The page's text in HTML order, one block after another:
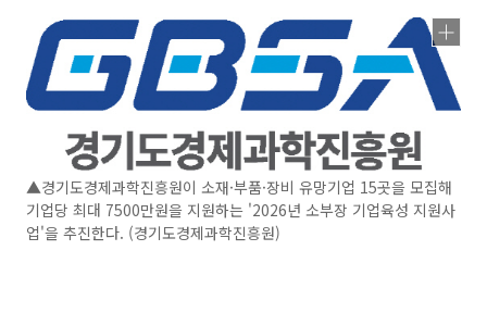
▲경기도경제과학진흥원이 소재·부품·장비 유망기업 15곳을 모집해
기업당 최대 7500만원을 지원하는 '2026년 소부장 기업육성 지원사
업'을 추진한다. (경기도경제과학진흥원)